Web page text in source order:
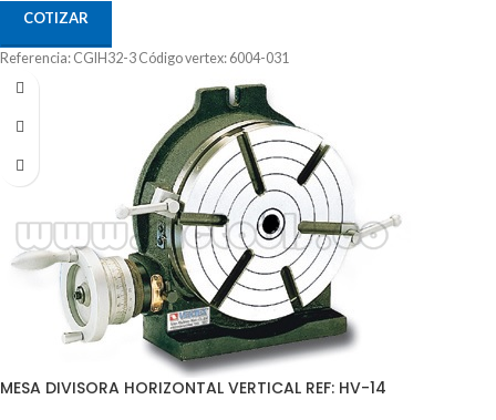
COTIZAR
Referencia: CGIH32-3 Código vertex: 6004-031
MESA DIVISORA HORIZONTAL VERTICAL REF: HV-14